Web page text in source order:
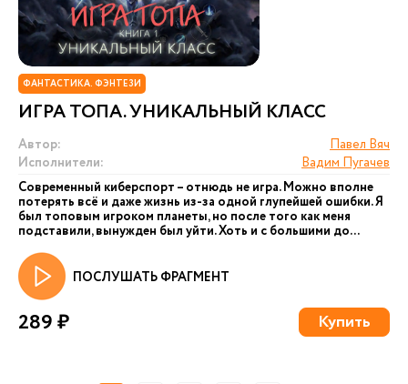
ФАНТАСТИКА. ФЭНТЕЗИ
ИГРА ТОПА. УНИКАЛЬНЫЙ КЛАСС
Автор:
Павел Вяч
Исполнители:
Вадим Пугачев
Современный киберспорт – отнюдь не игра. Можно вполне
потерять всё и даже жизнь из-за одной глупейшей ошибки. Я
был топовым игроком планеты, но после того как меня
подставили, вынужден был уйти. Хоть и с большими до...
ПОСЛУШАТЬ ФРАГМЕНТ
289 ₽ Купить